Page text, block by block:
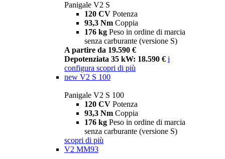
Panigale V2 S
120 CV Potenza
93,3 Nm Coppia
176 kg Peso in ordine di marcia
senza carburante (versione S)
A partire da 19.590 €
Depotenziata 35 kW: 18.590 € i
configura scopri di più
new V2 S 100
Panigale V2 S 100
120 CV Potenza
93,3 Nm Coppia
176 kg Peso in ordine di marcia
senza carburante (versione S)
scopri di più
V2 MM93